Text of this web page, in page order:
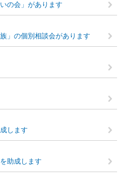
の会」があります
」の個別相談会があります
します
助成します